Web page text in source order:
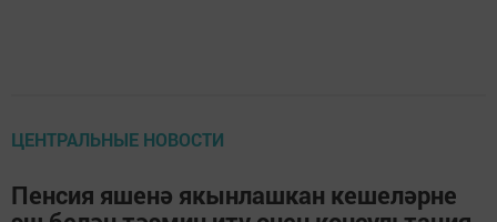
ЦЕНТРАЛЬНЫЕ НОВОСТИ
Пенсия яшенә якынлашкан кешеләрне